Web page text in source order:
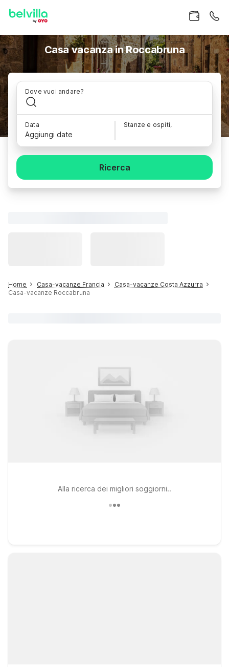
Casa vacanza in Roccabruna
Dove vuoi andare?
Data
Aggiungi date
Stanze e ospiti,
Ricerca
Home Casa-vacanze Francia
Casa-vacanze Costa Azzurra
Casa-vacanze Roccabruna
Alla ricerca dei migliori soggiorni..